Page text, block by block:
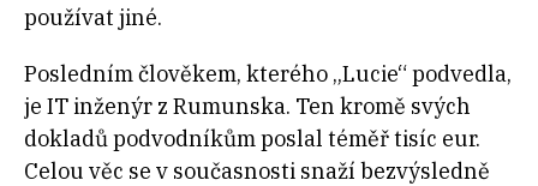
používat jiné.
Posledním člověkem, kterého „Lucie“ podvedla,
je IT inženýr z Rumunska. Ten kromě svých
dokladů podvodníkům poslal téměř tisíc eur.
Celou věc se v současnosti snaží bezvýsledně